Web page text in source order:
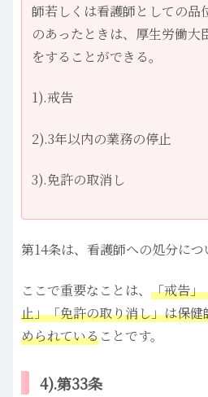
師若しくは看護師としての品
のあったときは、厚生労働大
をすることができる。
1).戒告
2).3年以内の業務の停止
3).免許の取消し
第14条は、看護師への処分につ
ここで重要なことは、 「戒告」
止」「免許の取り消し」は保
められていることです。
4).第33条